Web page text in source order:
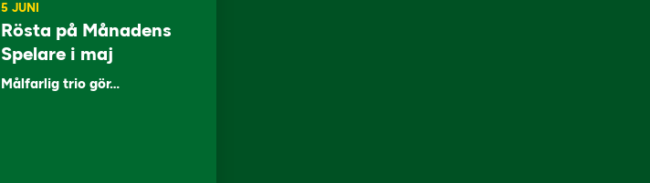
5 JUNI
Rösta på Månadens
Spelare i maj
Målfarlig trio gör…